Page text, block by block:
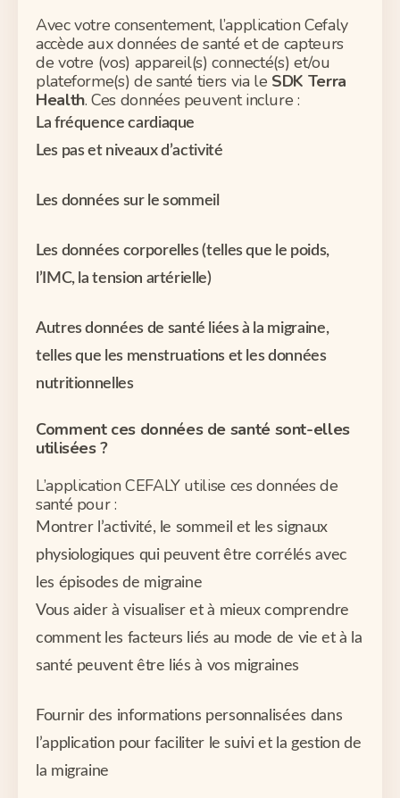
Avec votre consentement, l’application Cefaly
accède aux données de santé et de capteurs
de votre (vos) appareil(s) connecté(s) et/ou
plateforme(s) de santé tiers via le SDK Terra
Health.Ces données peuvent inclure :
La fréquence cardiaque
Les pas et niveaux d’activité
Les données sur le sommeil
Les données corporelles (telles que le poids,
l’IMC, la tension artérielle)
Autres données de santé liées à la migraine,
telles que les menstruations et les données
nutritionnelles
Comment ces données de santé sont-elles
utilisées ?
L’application CEFALY utilise ces données de
santé pour :
Montrer l’activité, le sommeil et les signaux
physiologiques qui peuvent être corrélés avec
les épisodes de migraine
Vous aider à visualiser et à mieux comprendre
comment les facteurs liés au mode de vie et à la
santé peuvent être liés à vos migraines
Fournir des informations personnalisées dans
l’application pour faciliter le suivi et la gestion de
la migraine